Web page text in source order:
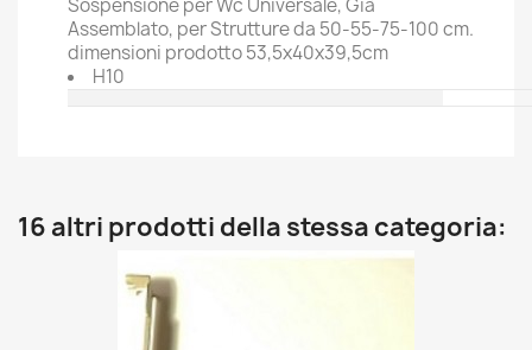
Sospensione per Wc Universale, Già
Assemblato, per Strutture da 50-55-75-100 cm.
dimensioni prodotto 53,5x40x39,5cm
H10
16 altri prodotti della stessa categoria: